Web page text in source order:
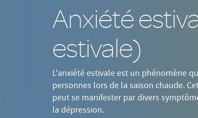
Anxiété
estivale)
L'anxiété estivale est un phénomène
personnes lors de la saison chaude.
peut se manifester par divers
la dépression.